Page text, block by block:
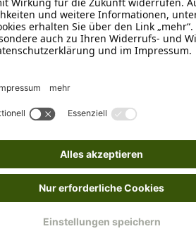
, Aroma- und Füllstoffen. Es enthält
die der Basisrezeptur
und in solcher Menge liefern,
Unterstützung bei der Vorsorge
chemischen Heilmitteln oder
vertrauen. Dazu gehören zahllose
finden.